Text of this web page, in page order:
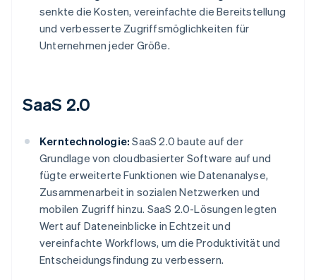
senkte die Kosten, vereinfachte die Bereitstellung
und verbesserte Zugriffsmöglichkeiten für
Unternehmen jeder Größe.
SaaS 2.0
Kerntechnologie: SaaS 2.0 baute auf der
Grundlage von cloudbasierter Software auf und
fügte erweiterte Funktionen wie Datenanalyse,
Zusammenarbeit in sozialen Netzwerken und
mobilen Zugriff hinzu. SaaS 2.0-Lösungen legten
Wert auf Dateneinblicke in Echtzeit und
vereinfachte Workflows, um die Produktivität und
Entscheidungsfindung zu verbessern.